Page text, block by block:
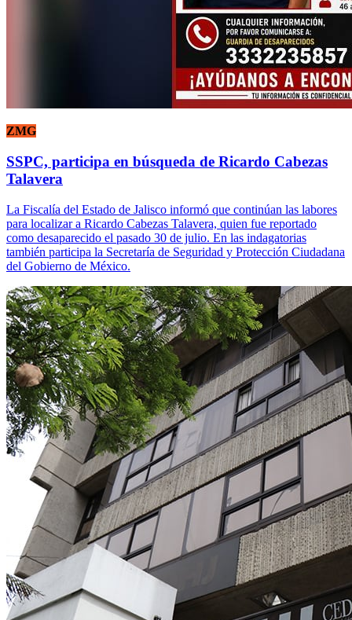
ZMG
SSPC, participa en búsqueda de Ricardo Cabezas
Talavera
La Fiscalía del Estado de Jalisco informó que continúan las labores
para localizar a Ricardo Cabezas Talavera, quien fue reportado
como desaparecido el pasado 30 de julio. En las indagatorias
también participa la Secretaría de Seguridad y Protección Ciudadana
del Gobierno de México.